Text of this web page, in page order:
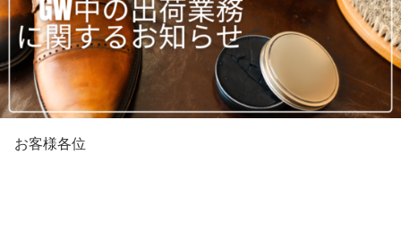
お客様各位